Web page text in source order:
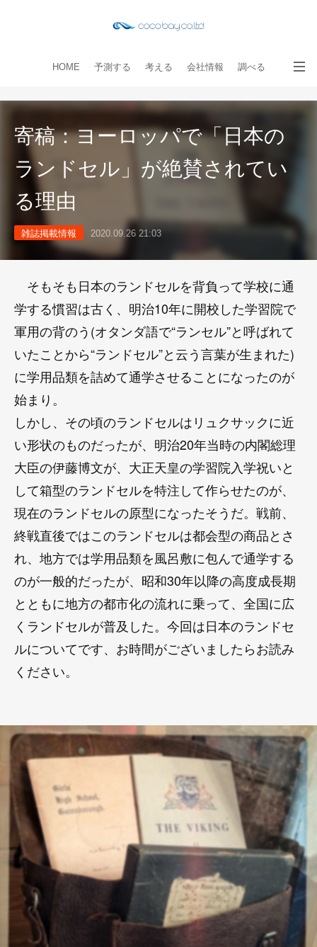
HOME 予測する 考える 会社情報 調べる
教える 読み物 出版物 手伝う お問い合わせ
寄稿：ヨーロッパで「日本の
ランドセル」が絶賛されてい
る理由
雑誌掲載情報 2020.09.26 21:03
そもそも日本のランドセルを背負って学校に通
学する慣習は古く、明治10年に開校した学習院で
軍用の背のう(オタンダ語で“ランセル”と呼ばれて
いたことから“ランドセル”と云う言葉が生まれた)
に学用品類を詰めて通学させることになったのが
始まり。
しかし、その頃のランドセルはリュクサックに近
い形状のものだったが、明治20年当時の内閣総理
大臣の伊藤博文が、大正天皇の学習院入学祝いと
して箱型のランドセルを特注して作らせたのが、
現在のランドセルの原型になったそうだ。戦前、
終戦直後ではこのランドセルは都会型の商品とさ
れ、地方では学用品類を風呂敷に包んで通学する
のが一般的だったが、昭和30年以降の高度成長期
とともに地方の都市化の流れに乗って、全国に広
くランドセルが普及した。今回は日本のランドセ
ルについてです、お時間がございましたらお読み
ください。